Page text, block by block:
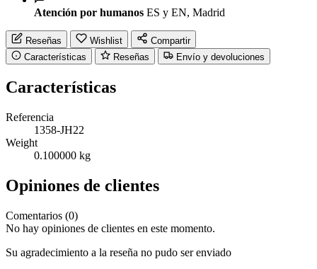
Atención por humanos ES y EN, Madrid
Reseñas Wishlist
Compartir
Características
Reseñas Envío y devoluciones
Características
Referencia
1358-JH22
Weight
0.100000 kg
Opiniones de clientes
Comentarios (0)
No hay opiniones de clientes en este momento.
Su agradecimiento a la reseña no pudo ser enviado